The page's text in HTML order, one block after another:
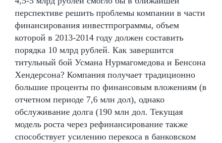
перспективе решить проблемы компании в части
финансирования инвестпрограммы, объем
которой в 2013-2014 году должен составить
порядка 10 млрд рублей. Как завершится
титульный бой Усмана Нурмагомедова и Бенсона
Хендерсона? Компания получает традиционно
большие проценты по финансовым вложениям (в
отчетном периоде 7,6 млн дол), однако
обслуживание долга (190 млн дол. Текущая
модель роста через рефинансирование также
способствует усилению перекоса в банковском